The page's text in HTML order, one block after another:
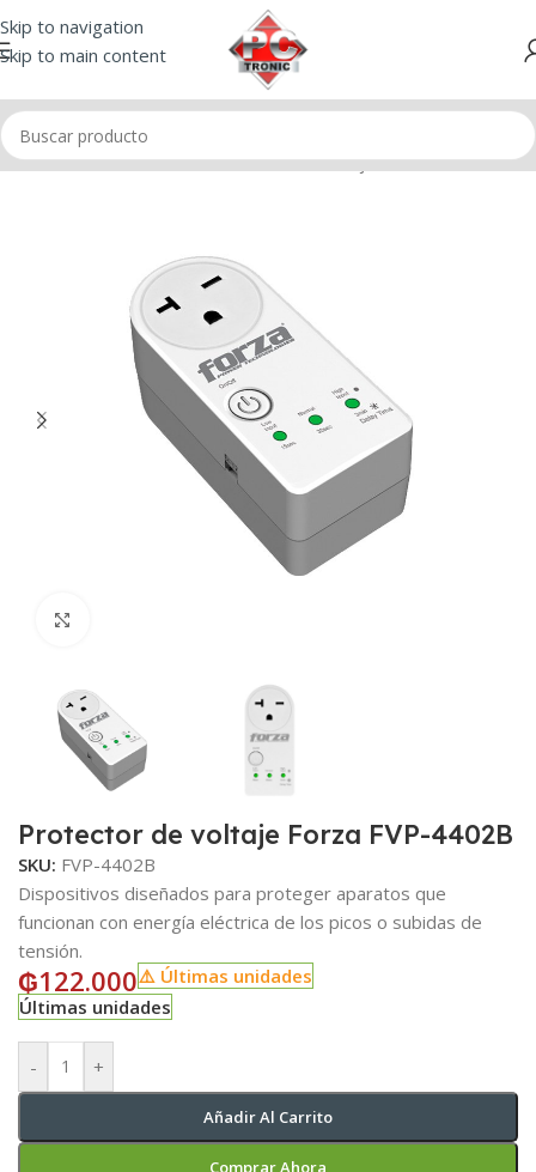
Skip to navigation
Skip to main content
Inicio/Tomacorrientes/Protector de voltaje
Protector de voltaje Forza FVP-4402B
SKU: FVP-4402B
Dispositivos diseñados para proteger aparatos que
funcionan con energía eléctrica de los picos o subidas de
tensión.
₲122.000⚠️ Últimas unidades
Últimas unidades
- +
Añadir Al Carrito
Comprar Ahora